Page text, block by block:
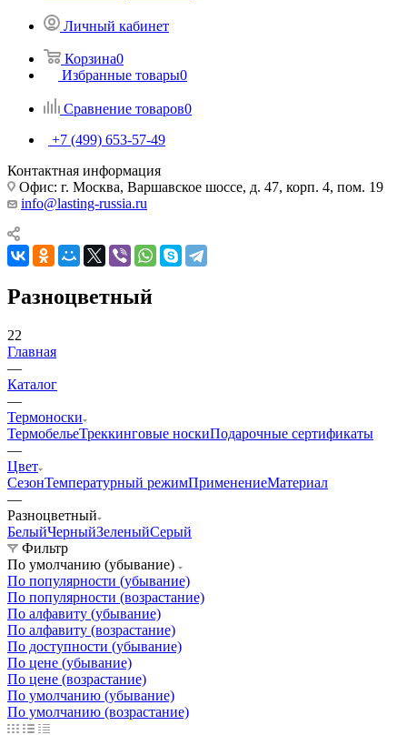
Личный кабинет
Корзина0
Избранные товары0
Сравнение товаров0
+7 (499) 653-57-49
Контактная информация
Офис: г. Москва, Варшавское шоссе, д. 47, корп. 4, пом. 19
info@lasting-russia.ru
Разноцветный
22
Главная
—
Каталог
—
Термоноски
ТермобельеТреккинговые носкиПодарочные сертификаты
—
Цвет
СезонТемпературный режимПрименениеМатериал
—
Разноцветный
БелыйЧерныйЗеленыйСерый
Фильтр
По умолчанию (убывание)
По популярности (убывание)
По популярности (возрастание)
По алфавиту (убывание)
По алфавиту (возрастание)
По доступности (убывание)
По цене (убывание)
По цене (возрастание)
По умолчанию (убывание)
По умолчанию (возрастание)